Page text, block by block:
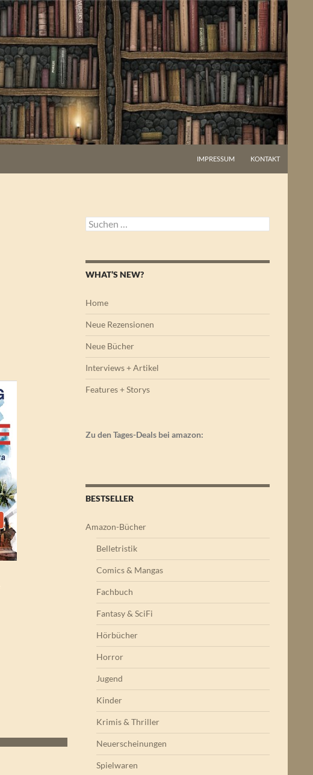
IMPRESSUM KONTAKT
Suchen
nach:
WHAT’S NEW?
Home
Neue Rezensionen
Neue Bücher
Interviews + Artikel
Features + Storys
Zu den Tages-Deals bei amazon:
BESTSELLER
Amazon-Bücher
Belletristik
Comics & Mangas
Fachbuch
Fantasy & SciFi
Hörbücher
Horror
Jugend
Kinder
Krimis & Thriller
Neuerscheinungen
Spielwaren